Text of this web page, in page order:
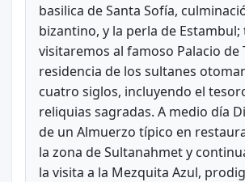
basilica de Santa Sofía,
bizantino, y la perla de
visitaremos al famoso Palacio de
residencia de los sultanes
cuatro siglos, incluyendo el
reliquias sagradas. A medio día
de un Almuerzo típico en
la zona de Sultanahmet y
la visita a la Mezquita Azul,